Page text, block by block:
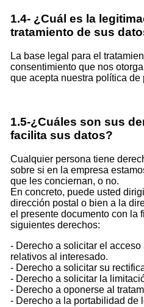
1.4- ¿Cuál es la
tratamiento de sus
La base legal para el
consentimiento que nos
que acepta nuestra política de
1.5-¿Cuáles son sus
facilita sus datos?
Cualquier persona tiene
sobre si en la empresa
que les conciernan, o no.
En concreto, puede usted
dirección postal o bien a la
el presente documento con la
siguientes derechos:
- Derecho a solicitar el
relativos al interesado.
- Derecho a solicitar su
- Derecho a solicitar la
- Derecho a oponerse al
- Derecho a la portabilidad de